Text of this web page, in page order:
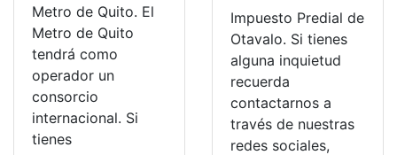
Metro de Quito. El
Metro de Quito
tendrá como
operador un
consorcio
internacional. Si
tienes
Impuesto Predial de
Otavalo. Si tienes
alguna inquietud
recuerda
contactarnos a
través de nuestras
redes sociales,